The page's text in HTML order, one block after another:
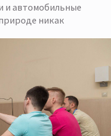
и автомобильные
никак